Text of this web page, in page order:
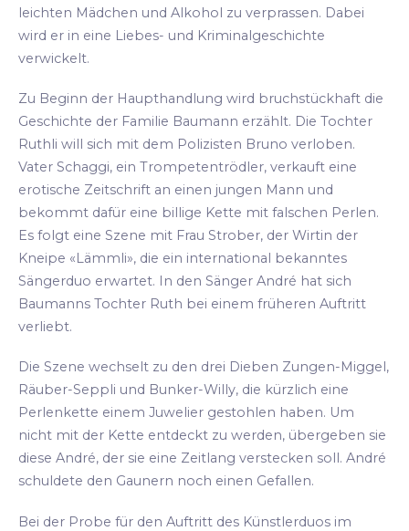
leichten Mädchen und Alkohol zu verprassen. Dabei
wird er in eine Liebes- und Kriminalgeschichte
verwickelt.
Zu Beginn der Haupthandlung wird bruchstückhaft die
Geschichte der Familie Baumann erzählt. Die Tochter
Ruthli will sich mit dem Polizisten Bruno verloben.
Vater Schaggi, ein Trompetentrödler, verkauft eine
erotische Zeitschrift an einen jungen Mann und
bekommt dafür eine billige Kette mit falschen Perlen.
Es folgt eine Szene mit Frau Strober, der Wirtin der
Kneipe «Lämmli», die ein international bekanntes
Sängerduo erwartet. In den Sänger André hat sich
Baumanns Tochter Ruth bei einem früheren Auftritt
verliebt.
Die Szene wechselt zu den drei Dieben Zungen-Miggel,
Räuber-Seppli und Bunker-Willy, die kürzlich eine
Perlenkette einem Juwelier gestohlen haben. Um
nicht mit der Kette entdeckt zu werden, übergeben sie
diese André, der sie eine Zeitlang verstecken soll. André
schuldete den Gaunern noch einen Gefallen.
Bei der Probe für den Auftritt des Künstlerduos im